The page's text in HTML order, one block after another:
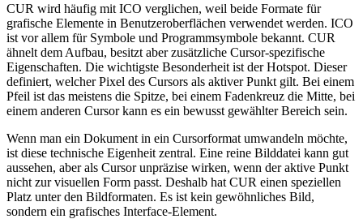
CUR wird häufig mit ICO verglichen, weil beide Formate für
grafische Elemente in Benutzeroberflächen verwendet werden. ICO
ist vor allem für Symbole und Programmsymbole bekannt. CUR
ähnelt dem Aufbau, besitzt aber zusätzliche Cursor-spezifische
Eigenschaften. Die wichtigste Besonderheit ist der Hotspot. Dieser
definiert, welcher Pixel des Cursors als aktiver Punkt gilt. Bei einem
Pfeil ist das meistens die Spitze, bei einem Fadenkreuz die Mitte, bei
einem anderen Cursor kann es ein bewusst gewählter Bereich sein.
Wenn man ein Dokument in ein Cursorformat umwandeln möchte,
ist diese technische Eigenheit zentral. Eine reine Bilddatei kann gut
aussehen, aber als Cursor unpräzise wirken, wenn der aktive Punkt
nicht zur visuellen Form passt. Deshalb hat CUR einen speziellen
Platz unter den Bildformaten. Es ist kein gewöhnliches Bild,
sondern ein grafisches Interface-Element.